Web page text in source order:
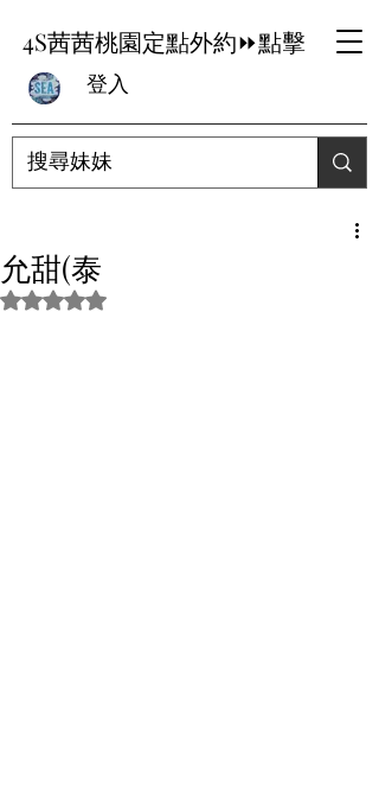
4S茜茜桃園定點外約⏩點擊
登入
允甜(泰
評等為 NaN（最高為 5 顆星）。